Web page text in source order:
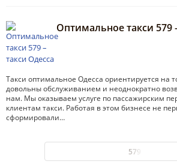
Оптимальное такси 579
Такси оптимальное Одесса ориентируется на
довольны обслуживанием и неоднократно
нам. Мы оказываем услуге по пассажирским
клиентам такси. Работая в этом бизнесе не
сформировали…
579